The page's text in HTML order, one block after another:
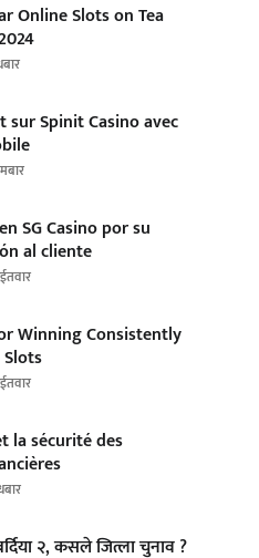
Online Slots on Tea
sur Spinit Casino avec
SG Casino por su
al cliente
Winning Consistently
la sécurité des
२, कसले जित्ला चुनाव ?